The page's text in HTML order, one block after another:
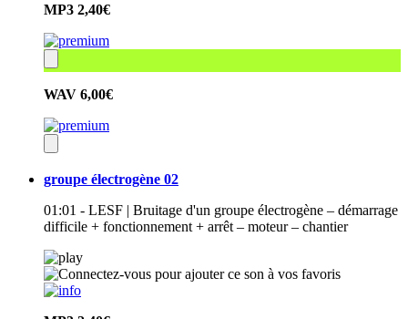
MP3 2,40€
WAV 6,00€
groupe électrogène 02
01:01 - LESF | Bruitage d'un groupe électrogène – démarrage
difficile + fonctionnement + arrêt – moteur – chantier